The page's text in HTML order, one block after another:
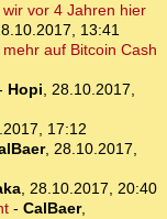
vor 4 Jahren hier
13:41
auf Bitcoin Cash
Hopi, 28.10.2017,
17:12
, 28.10.2017,
, 28.10.2017, 20:40
- CalBaer,